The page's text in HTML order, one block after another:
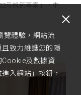
母親節專案」，中...
覽體驗，網站流
致力維護您的隱
Cookie及數據資
入網站」按鈕，